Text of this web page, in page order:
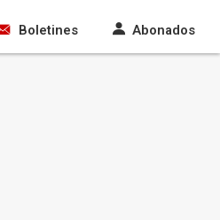
Boletines Abonados